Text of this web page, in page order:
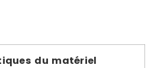
du matériel